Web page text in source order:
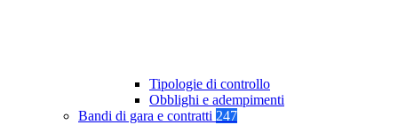
Tipologie di controllo
Obblighi e adempimenti
Bandi di gara e contratti 247